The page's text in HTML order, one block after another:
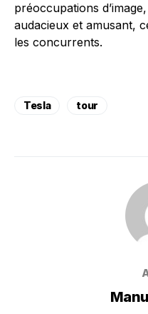
préoccupations
audacieux et amusant,
les concurrents.
Tesla tour